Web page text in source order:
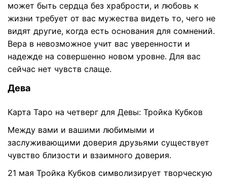
может быть сердца без храбрости, и любовь к
жизни требует от вас мужества видеть то, чего не
видят другие, когда есть основания для сомнений.
Вера в невозможное учит вас уверенности и
надежде на совершенно новом уровне. Для вас
сейчас нет чувств слаще.
Дева
Карта Таро на четверг для Девы: Тройка Кубков
Между вами и вашими любимыми и
заслуживающими доверия друзьями существует
чувство близости и взаимного доверия.
21 мая Тройка Кубков символизирует творческую